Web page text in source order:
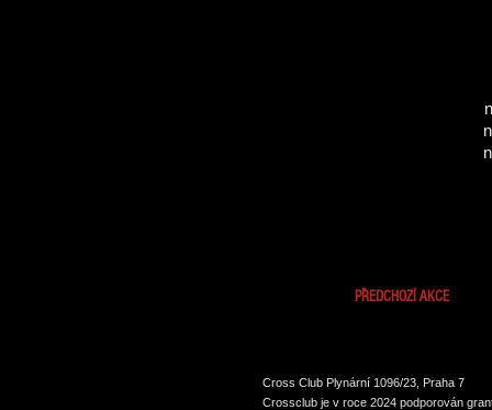
PŘEDCHOZÍ AKCE
Cross Club Plynární 1096/23, Praha 7
Crossclub je v roce 2024 podporován